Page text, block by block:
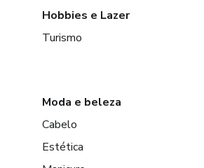
Hobbies e Lazer
Turismo
Moda e beleza
Cabelo
Estética